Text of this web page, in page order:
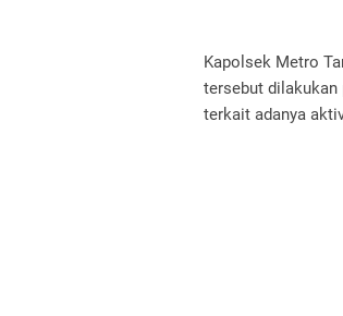
Kapolsek Metro
tersebut
terkait adanya